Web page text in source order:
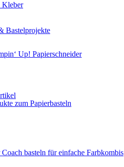
Kleber
Up! Papierschneider
zum Papierbasteln
basteln für einfache Farbkombis
Bastelprojekte